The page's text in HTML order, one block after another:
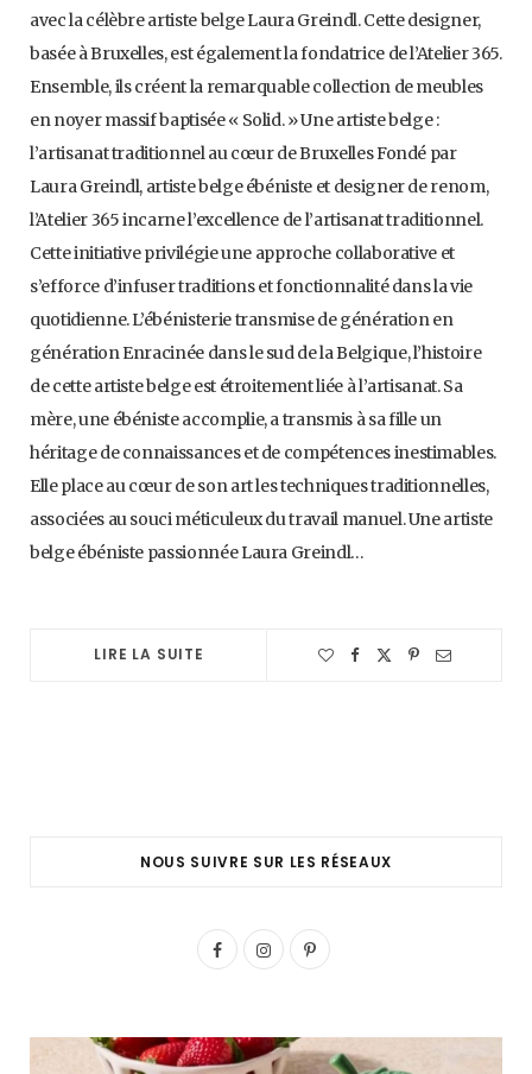
avec la célèbre artiste belge Laura Greindl. Cette designer,
basée à Bruxelles, est également la fondatrice de l’Atelier 365.
Ensemble, ils créent la remarquable collection de meubles
en noyer massif baptisée « Solid. » Une artiste belge :
l’artisanat traditionnel au cœur de Bruxelles Fondé par
Laura Greindl, artiste belge ébéniste et designer de renom,
l’Atelier 365 incarne l’excellence de l’artisanat traditionnel.
Cette initiative privilégie une approche collaborative et
s’efforce d’infuser traditions et fonctionnalité dans la vie
quotidienne. L’ébénisterie transmise de génération en
génération Enracinée dans le sud de la Belgique, l’histoire
de cette artiste belge est étroitement liée à l’artisanat. Sa
mère, une ébéniste accomplie, a transmis à sa fille un
héritage de connaissances et de compétences inestimables.
Elle place au cœur de son art les techniques traditionnelles,
associées au souci méticuleux du travail manuel. Une artiste
belge ébéniste passionnée Laura Greindl…
LIRE LA SUITE
NOUS SUIVRE SUR LES RÉSEAUX
F
I
P